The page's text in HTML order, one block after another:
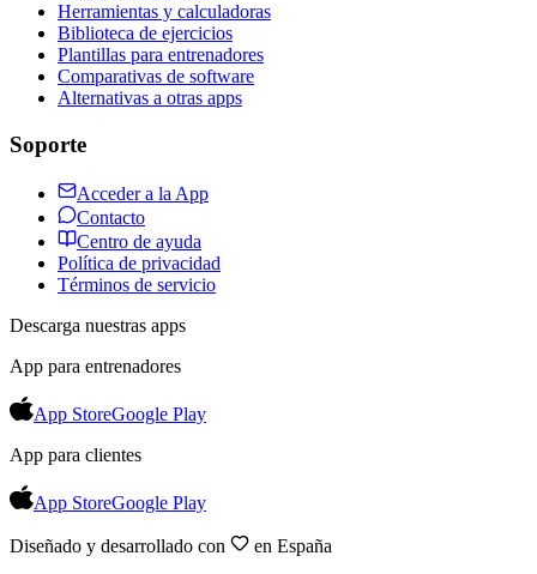
Herramientas y calculadoras
Biblioteca de ejercicios
Plantillas para entrenadores
Comparativas de software
Alternativas a otras apps
Soporte
Acceder a la App
Contacto
Centro de ayuda
Política de privacidad
Términos de servicio
Descarga nuestras apps
App para entrenadores
App StoreGoogle Play
App para clientes
App StoreGoogle Play
Diseñado y desarrollado con
en España